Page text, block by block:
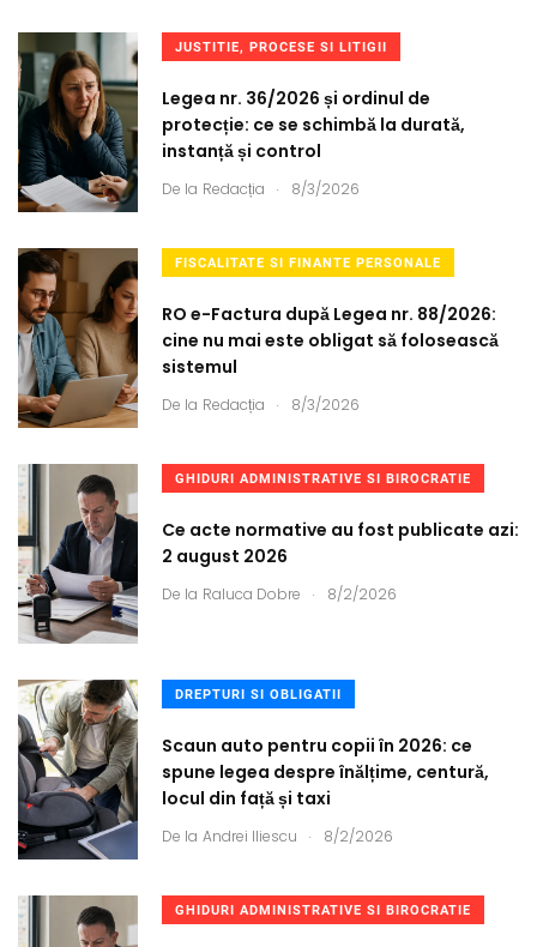
JUSTITIE, PROCESE SI LITIGII
Legea nr. 36/2026 și ordinul de
protecție: ce se schimbă la durată,
instanță și control
De la Redacția . 8/3/2026
FISCALITATE SI FINANTE PERSONALE
RO e-Factura după Legea nr. 88/2026:
cine nu mai este obligat să folosească
sistemul
De la Redacția . 8/3/2026
GHIDURI ADMINISTRATIVE SI BIROCRATIE
Ce acte normative au fost publicate azi:
2 august 2026
De la Raluca Dobre . 8/2/2026
DREPTURI SI OBLIGATII
Scaun auto pentru copii în 2026: ce
spune legea despre înălțime, centură,
locul din față și taxi
De la Andrei Iliescu . 8/2/2026
GHIDURI ADMINISTRATIVE SI BIROCRATIE